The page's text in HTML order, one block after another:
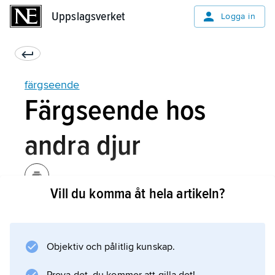
Uppslagsverket Logga in
färgseende
Färgseende hos
andra djur
färgnyanser (jämför
färgblindhet
). Utpräglat nattaktiva arter och djuphavsdjur
Vill du komma åt hela artikeln?
Objektiv och pålitlig kunskap.